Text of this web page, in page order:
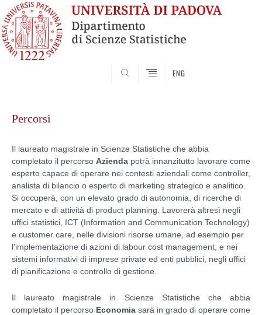
ENG
contentPercorsi
Il laureato magistrale in Scienze Statistiche che abbia
completato il percorso Azienda potrà innanzitutto lavorare come
esperto capace di operare nei contesti aziendali come controller,
analista di bilancio o esperto di marketing strategico e analitico.
Si occuperà, con un elevato grado di autonomia, di ricerche di
mercato e di attività di product planning. Lavorerà altresì negli
uffici statistici, ICT (Information and Communication Technology)
e customer care, nelle divisioni risorse umane, ad esempio per
l'implementazione di azioni di labour cost management, e nei
sistemi informativi di imprese private ed enti pubblici, negli uffici
di pianificazione e controllo di gestione.
Il laureato magistrale in Scienze Statistiche che abbia
completato il percorso Economia sarà in grado di operare come